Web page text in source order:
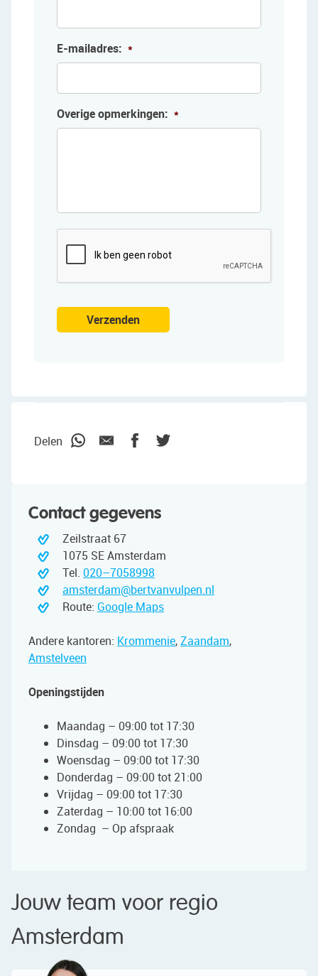
E-mailadres: *
Overige opmerkingen: *
Verzenden
Delen
Contact gegevens
Zeilstraat 67
1075 SE Amsterdam
Tel. 020–7058998
amsterdam@bertvanvulpen.nl
Route: Google Maps
Andere kantoren: Krommenie,Zaandam,
Amstelveen
Openingstijden
Maandag – 09:00 tot 17:30
Dinsdag – 09:00 tot 17:30
Woensdag – 09:00 tot 17:30
Donderdag – 09:00 tot 21:00
Vrijdag – 09:00 tot 17:30
Zaterdag – 10:00 tot 16:00
Zondag – Op afspraak
Jouw team voor regio
Amsterdam